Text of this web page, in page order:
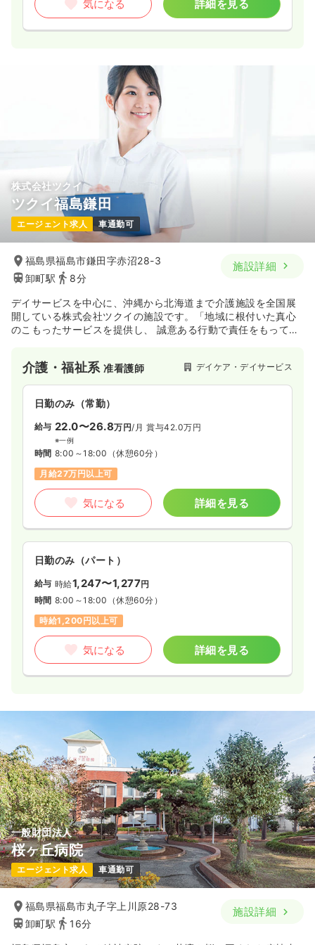
気になる 詳細を見る
株式会社ツクイ
ツクイ福島鎌田
エージェント求人 車通勤可
福島県福島市鎌田字赤沼28-3
卸町駅
8分
施設詳細
デイサービスを中心に、沖縄から北海道まで介護施設を全国展
開している株式会社ツクイの施設です。「地域に根付いた真心
のこもったサービスを提供し、 誠意ある行動で責任をもってお
介護・福祉系准看護師 デイケア・デイサービス
日勤のみ（常勤）
給与 22.0〜26.8万円/月 賞与42.0万円
※一例
時間 8:00～18:00 （休憩60分）
月給27万円以上可
気になる 詳細を見る
日勤のみ（パート）
給与 時給1,247〜1,277円
時間 8:00～18:00 （休憩60分）
時給1,200円以上可
気になる 詳細を見る
一般財団法人
桜ヶ丘病院
エージェント求人 車通勤可
福島県福島市丸子字上川原28-73
卸町駅
16分
施設詳細